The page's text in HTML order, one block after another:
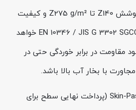
محصول نهایی دارای جرم پوشش Z140 تا Z275 g/m² و کیفیت
سطحی مطابق استاندارد EN 10346 / JIS G 3302 SGCC خواهد
مقاومت در برابر خوردگی حتی در
با بخار آب بالا باشد.
سطح این ورق می‌تواند Skin-Pass (پرداخت نهایی سطح برای